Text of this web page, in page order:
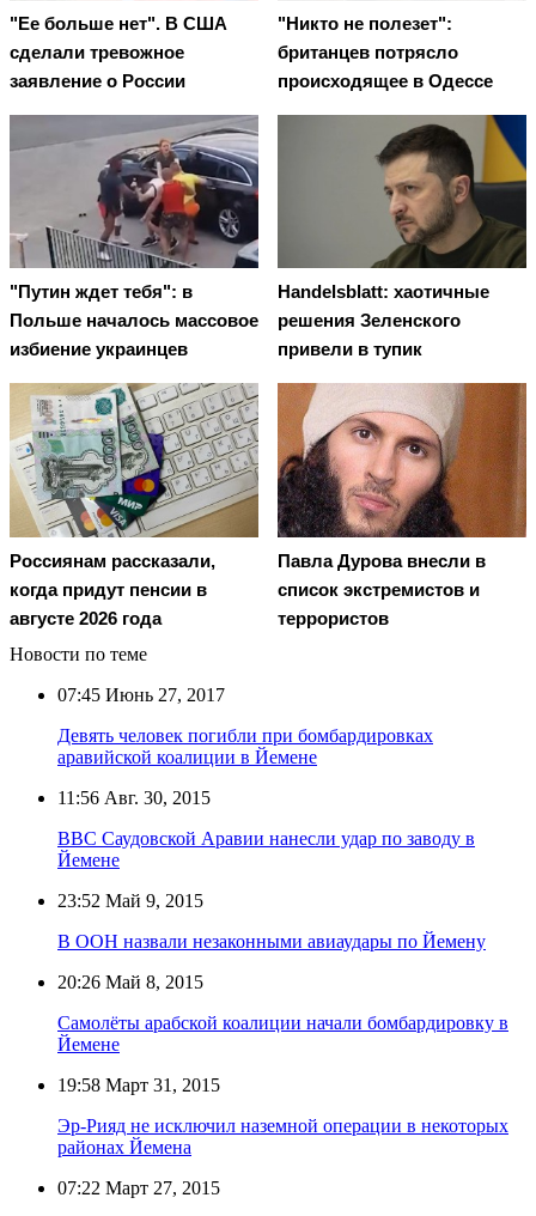
"Ее больше нет". В США
сделали тревожное
заявление о России
"Никто не полезет":
британцев потрясло
происходящее в Одессе
"Путин ждет тебя": в
Польше началось массовое
избиение украинцев
Handelsblatt: хаотичные
решения Зеленского
привели в тупик
Россиянам рассказали,
когда придут пенсии в
августе 2026 года
Павла Дурова внесли в
список экстремистов и
террористов
Новости по теме
07:45 Июнь 27, 2017
Девять человек погибли при бомбардировках
аравийской коалиции в Йемене
11:56 Авг. 30, 2015
ВВС Саудовской Аравии нанесли удар по заводу в
Йемене
23:52 Май 9, 2015
В ООН назвали незаконными авиаудары по Йемену
20:26 Май 8, 2015
Самолёты арабской коалиции начали бомбардировку в
Йемене
19:58 Март 31, 2015
Эр-Рияд не исключил наземной операции в некоторых
районах Йемена
07:22 Март 27, 2015